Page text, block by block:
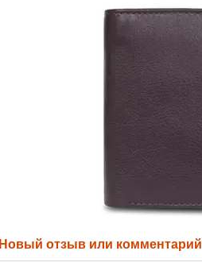
Новый отзыв или комментарий